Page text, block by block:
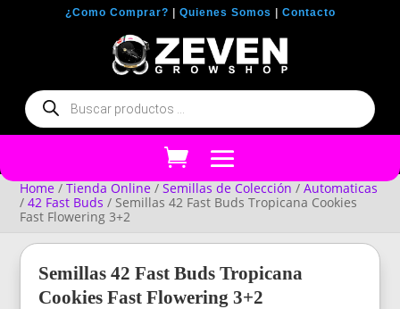
¿Como Comprar? Quienes Somos Contacto
Búsqueda
de
productos
Home /Tienda Online /Semillas de Colección /Automaticas
/42 Fast Buds / Semillas 42 Fast Buds Tropicana Cookies
Fast Flowering 3+2
Semillas 42 Fast Buds Tropicana
Cookies Fast Flowering 3+2